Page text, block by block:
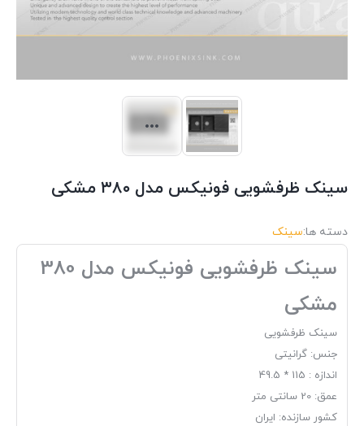
سینک ظرفشویی فونیکس مدل ۳۸۰ مشکی
دسته ها:سینک
سینک ظرفشویی فونیکس مدل 380
مشکی
سینک ظرفشویی
جنس: گرانیتی
اندازه : 115 * 49.5
عمق: 20 سانتی متر
کشور سازنده: ایران